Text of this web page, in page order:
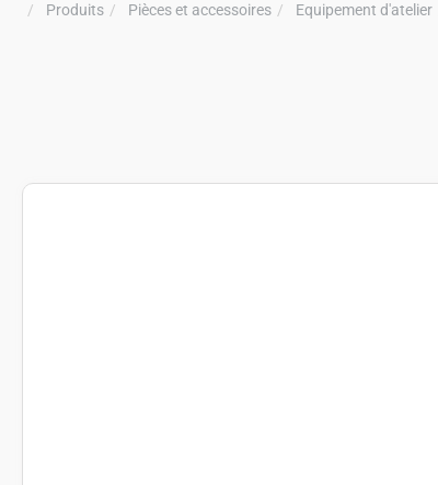
Produits Pièces et accessoires Equipement d'atelier